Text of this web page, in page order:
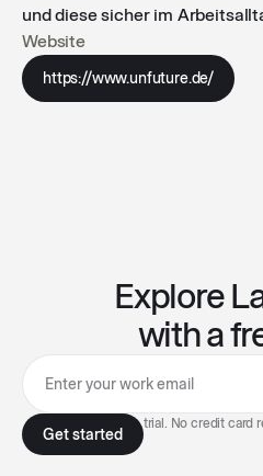
und diese sicher im
Website
https://www.unfuture.de/
Explore
with a
7-day free trial. No credit card